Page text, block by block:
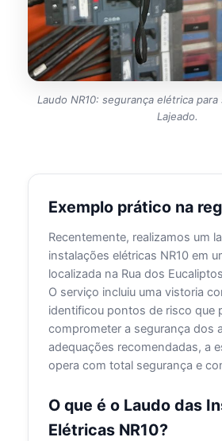
Laudo NR10: segurança elétrica
Lajeado.
Exemplo prático na
Recentemente, realizamos um
instalações elétricas NR10 em
localizada na Rua dos
O serviço incluiu uma vistoria
identificou pontos de risco que
comprometer a segurança dos
adequações recomendadas, a
opera com total segurança e
O que é o Laudo das
Elétricas NR10?